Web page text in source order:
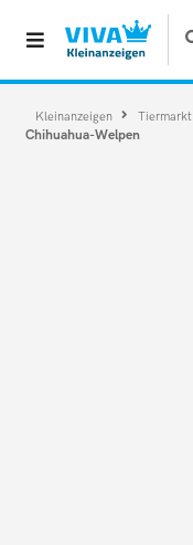
Kleinanzeigen Tiermarkt
Chihuahua-Welpen